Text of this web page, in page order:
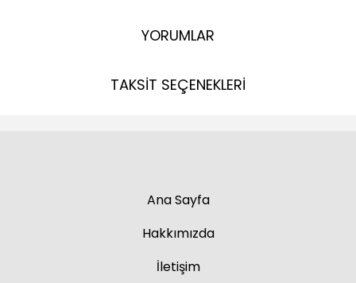
YORUMLAR
TAKSİT SEÇENEKLERİ
Ana Sayfa
Hakkımızda
İletişim